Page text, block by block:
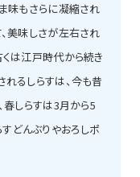
味もさらに凝縮され
美味しさが左右され
は江戸時代から続き
るしらすは、今も昔
春しらすは3月から5
どんぶりやおろしポ